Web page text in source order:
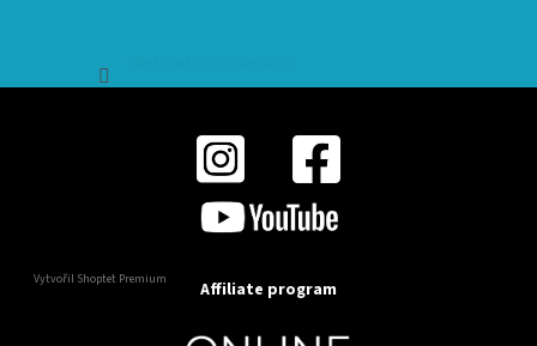
Vytvořil Shoptet Premium Affiliate program